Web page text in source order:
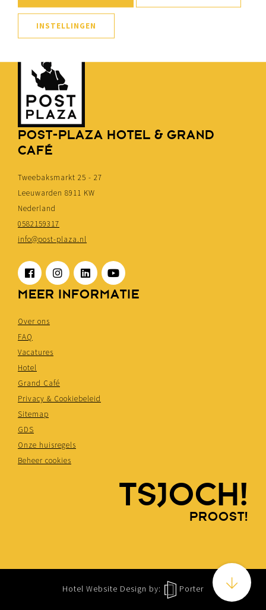
POST-PLAZA HOTEL & GRAND
CAFÉ
Tweebaksmarkt 25 - 27
Leeuwarden 8911 KW
Nederland
0582159317
info@post-plaza.nl
MEER INFORMATIE
Over ons
FAQ
Vacatures
Hotel
Grand Café
Privacy & Cookiebeleid
Sitemap
GDS
Onze huisregels
Beheer cookies
TSJOCH!
PROOST!
Hotel Website Design by: Porter
INSTELLINGEN